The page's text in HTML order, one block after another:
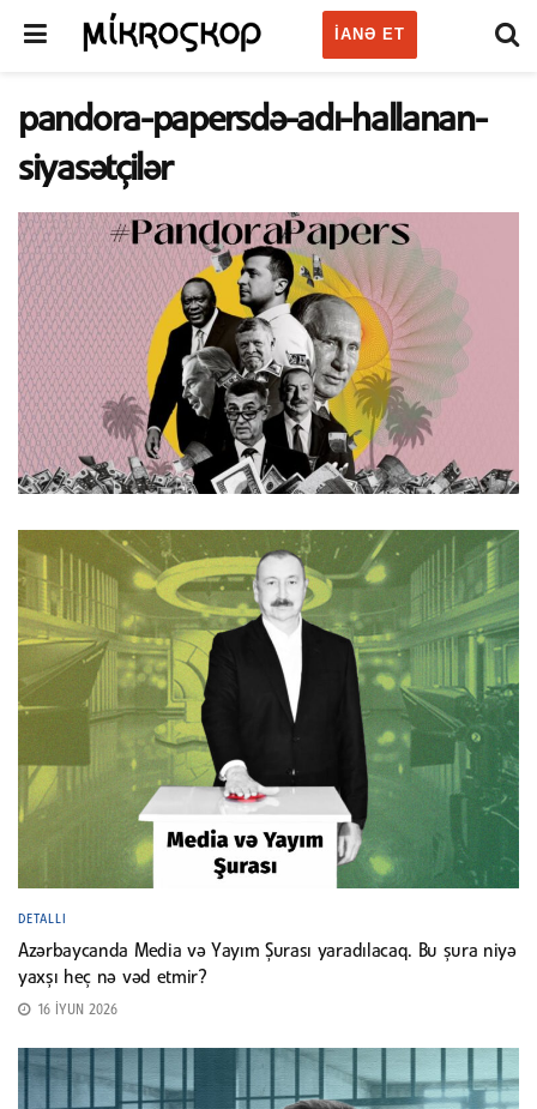
IANƏ ET
pandora-papersdə-adı-hallanan-
siyasətçilər
DETALLI
Azərbaycanda Media və Yayım Şurası yaradılacaq. Bu şura niyə
yaxşı heç nə vəd etmir?
16 İYUN 2026